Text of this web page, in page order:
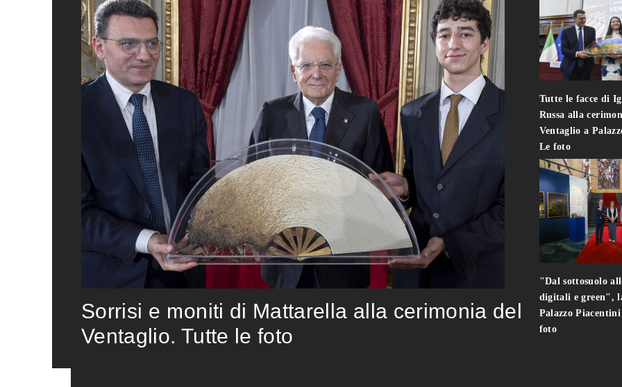
Sorrisi e moniti di Mattarella alla cerimonia del
Ventaglio. Tutte le foto
Tutte le facce di
Russa alla
Ventaglio a
Le foto
"Dal sottosuolo
digitali e green",
Palazzo
foto